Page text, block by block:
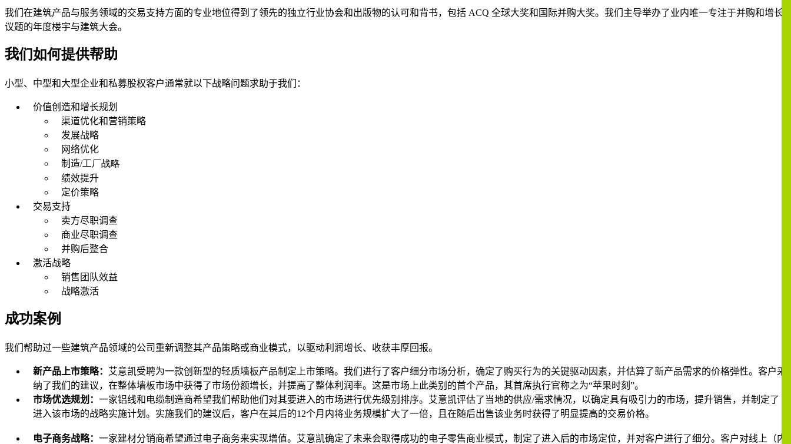
我们在建筑产品与服务领域的交易支持方面的专业地位得到了领先的独立行业协会和出版物的认可和背书，包括 ACQ 全球大奖和国际并购大奖。我们主导举办了业内唯一专注于并购和增长
议题的年度楼宇与建筑大会。
我们如何提供帮助
小型、中型和大型企业和私募股权客户通常就以下战略问题求助于我们：
价值创造和增长规划
渠道优化和营销策略
发展战略
网络优化
制造/工厂战略
绩效提升
定价策略
交易支持
卖方尽职调查
商业尽职调查
并购后整合
激活战略
销售团队效益
战略激活
成功案例
我们帮助过一些建筑产品领域的公司重新调整其产品策略或商业模式，以驱动利润增长、收获丰厚回报。
新产品上市策略： 艾意凯受聘为一款创新型的轻质墙板产品制定上市策略。我们进行了客户细分市场分析，确定了购买行为的关键驱动因素，并估算了新产品需求的价格弹性。客户采
纳了我们的建议，在整体墙板市场中获得了市场份额增长，并提高了整体利润率。这是市场上此类别的首个产品，其首席执行官称之为“苹果时刻 ”。
市场优选规划： 一家铝线和电缆制造商希望我们帮助他们对其要进入的市场进行优先级别排序。艾意凯评估了当地的供应/需求情况，以确定具有吸引力的市场，提升销售，并制定了
进入该市场的战略实施计划。实施我们的建议后，客户在其后的12个月内将业务规模扩大了一倍，且在随后出售该业务时获得了明显提高的交易价格。
电子商务战略： 一家建材分销商希望通过电子商务来实现增值。艾意凯确定了未来会取得成功的电子零售商业模式，制定了进入后的市场定位，并对客户进行了细分。客户对线上（内